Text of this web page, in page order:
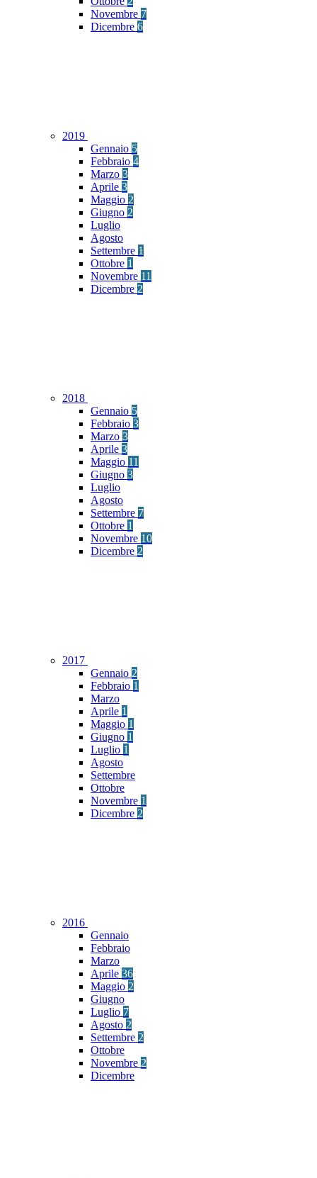
Novembre 7
Dicembre 6
2019
Gennaio 5
Febbraio 4
Marzo 3
Aprile 3
Maggio 2
Giugno 2
Luglio
Agosto
Settembre 1
Ottobre 1
Novembre 11
Dicembre 2
2018
Gennaio 5
Febbraio 3
Marzo 3
Aprile 3
Maggio 11
Giugno 3
Luglio
Agosto
Settembre 7
Ottobre 1
Novembre 10
Dicembre 2
2017
Gennaio 2
Febbraio 1
Marzo
Aprile 1
Maggio 1
Giugno 1
Luglio 1
Agosto
Settembre
Ottobre
Novembre 1
Dicembre 2
2016
Gennaio
Febbraio
Marzo
Aprile 36
Maggio 2
Giugno
Luglio 7
Agosto 2
Settembre 2
Ottobre
Novembre 2
Dicembre